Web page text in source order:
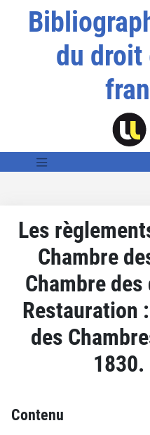
du droit
Les
Chambre
Chambre
Restauration
des
1830.
Contenu